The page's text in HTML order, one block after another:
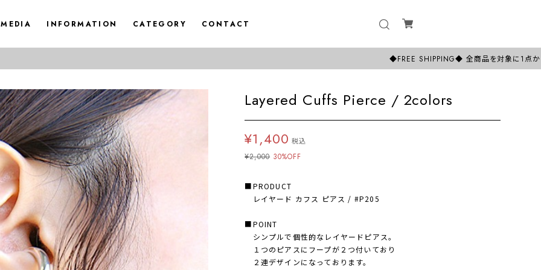
MEDIA INFORMATION CATEGORY CONTACT
◆FREE SHIPPING◆ 全商品を対象に1点からでも日本国
Layered Cuffs Pierce / 2colors
¥1,400 税込
¥2,000 30%OFF
■PRODUCT
レイヤード カフス ピアス / #P205
■POINT
シンプルで個性的なレイヤードピアス。
１つのピアスにフープが２つ付いており
２連デザインになっております。